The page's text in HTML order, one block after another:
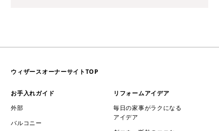
ウィザースオーナーサイトTOP
お手入れガイド
外部
バルコニー
リフォームアイデア
毎日の家事がラクになる
アイデア